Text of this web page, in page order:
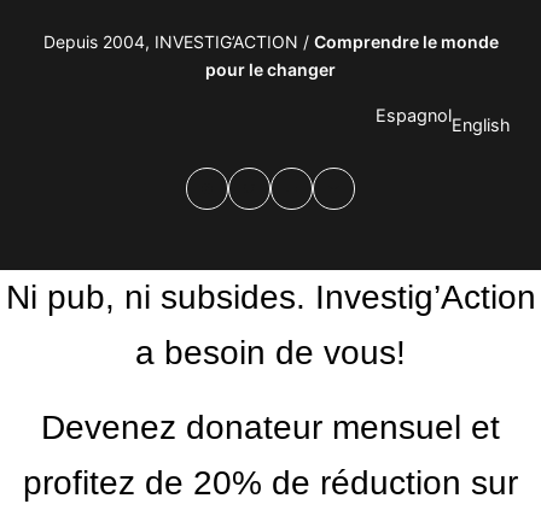
Depuis 2004, INVESTIG’ACTION / Comprendre le monde
pour le changer
EspagnolEnglish
Ni pub, ni subsides. Investig’Action
a besoin de vous!
Devenez donateur mensuel et
profitez de 20% de réduction sur